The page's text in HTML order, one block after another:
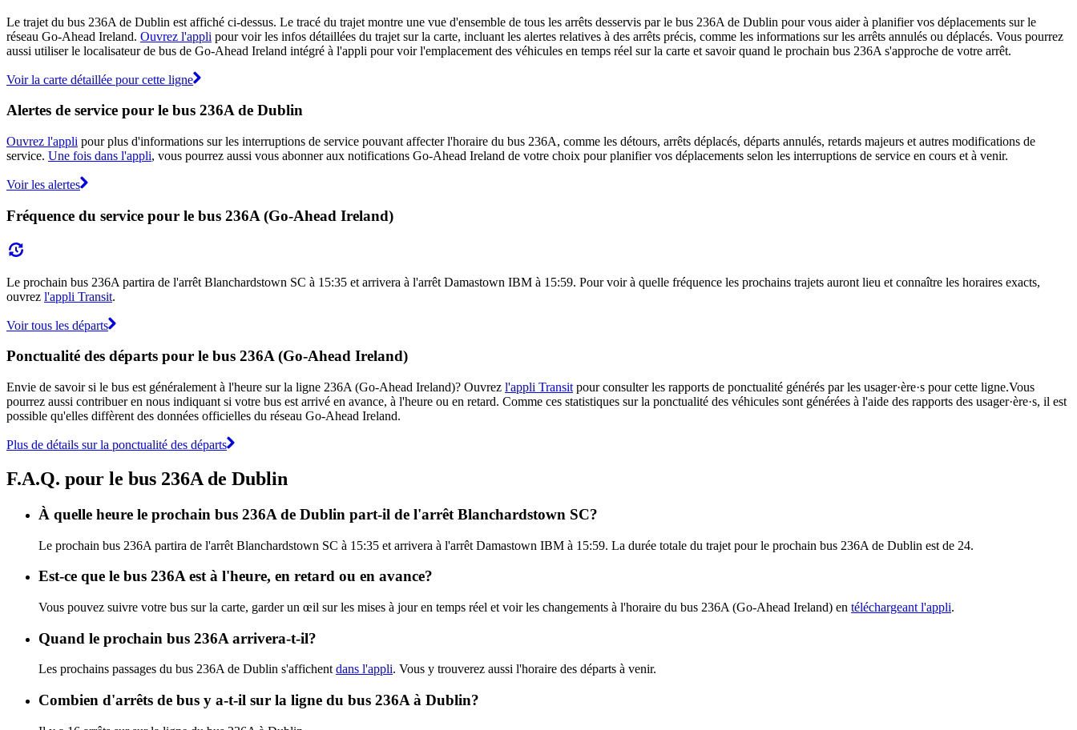
Le trajet du bus 236A de Dublin est affiché ci-dessus. Le tracé du trajet montre une vue d'ensemble de tous les arrêts desservis par le bus 236A de Dublin pour vous aider à planifier vos déplacements sur le
réseau Go-Ahead Ireland. Ouvrez l'appli pour voir les infos détaillées du trajet sur la carte, incluant les alertes relatives à des arrêts précis, comme les informations sur les arrêts annulés ou déplacés. Vous pourrez
aussi utiliser le localisateur de bus de Go-Ahead Ireland intégré à l'appli pour voir l'emplacement des véhicules en temps réel sur la carte et savoir quand le prochain bus 236A s'approche de votre arrêt.
Voir la carte détaillée pour cette ligne
Alertes de service pour le bus 236A de Dublin
Ouvrez l'appli pour plus d'informations sur les interruptions de service pouvant affecter l'horaire du bus 236A, comme les détours, arrêts déplacés, départs annulés, retards majeurs et autres modifications de
service. Une fois dans l'appli, vous pourrez aussi vous abonner aux notifications Go-Ahead Ireland de votre choix pour planifier vos déplacements selon les interruptions de service en cours et à venir.
Voir les alertes
Fréquence du service pour le bus 236A (Go-Ahead Ireland)
Le prochain bus 236A partira de l'arrêt Blanchardstown SC à 15:35 et arrivera à l'arrêt Damastown IBM à 15:59. Pour voir à quelle fréquence les prochains trajets auront lieu et connaître les horaires exacts,
ouvrez l'appli Transit.
Voir tous les départs
Ponctualité des départs pour le bus 236A (Go-Ahead Ireland)
Envie de savoir si le bus est généralement à l'heure sur la ligne 236A (Go-Ahead Ireland)? Ouvrez l'appli Transit pour consulter les rapports de ponctualité générés par les usager·ère·s pour cette ligne.Vous
pourrez aussi contribuer en nous indiquant si votre bus est arrivé en avance, à l'heure ou en retard. Comme ces statistiques sur la ponctualité des véhicules sont générées à l'aide des rapports des usager·ère·s, il est
possible qu'elles diffèrent des données officielles du réseau Go-Ahead Ireland.
Plus de détails sur la ponctualité des départs
F.A.Q. pour le bus 236A de Dublin
À quelle heure le prochain bus 236A de Dublin part-il de l'arrêt Blanchardstown SC?
Le prochain bus 236A partira de l'arrêt Blanchardstown SC à 15:35 et arrivera à l'arrêt Damastown IBM à 15:59. La durée totale du trajet pour le prochain bus 236A de Dublin est de 24.
Est-ce que le bus 236A est à l'heure, en retard ou en avance?
Vous pouvez suivre votre bus sur la carte, garder un œil sur les mises à jour en temps réel et voir les changements à l'horaire du bus 236A (Go-Ahead Ireland) en téléchargeant l'appli.
Quand le prochain bus 236A arrivera-t-il?
Les prochains passages du bus 236A de Dublin s'affichent dans l'appli. Vous y trouverez aussi l'horaire des départs à venir.
Combien d'arrêts de bus y a-t-il sur la ligne du bus 236A à Dublin?